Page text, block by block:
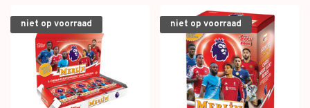
niet op voorraad niet op voorraad